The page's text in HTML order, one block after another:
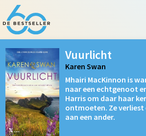
Vuurlicht
Karen Swan
Mhairi MacKinnon is
naar een echtgenoot
Harris om daar haar
ontmoeten. Ze
aan een ander.